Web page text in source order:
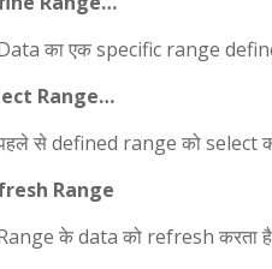
का एक specific range
Range…
से defined range को select
Range
के data को refresh करता